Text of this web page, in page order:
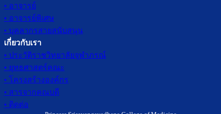
• อาจารย์
• อาจารย์พิเศษ
• บุคลากรสายสนับสนุน
เกี่ยวกับเรา
• ประวัติราชวิทยาลัยจุฬาภรณ์
• ยุทธศาสตร์คณะ
• โครงสร้างองค์กร
• สารจากคณบดี
• ติดต่อ